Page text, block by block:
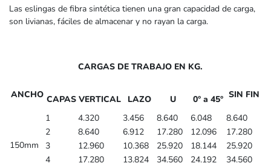
Las eslingas de fibra sintética tienen una gran capacidad de carga,
son livianas, fáciles de almacenar y no rayan la carga.
CARGAS DE TRABAJO EN KG.
ANCHO CAPAS VERTICAL LAZO U 0° a 45° SIN FIN
150mm
1 4.320 3.456 8.640 6.048
8.640
2
8.640 6.912 17.280 12.096
17.280
3
12.960 10.368 25.920 18.144
25.920
4
17.280 13.824 34.560 24.192 34.560